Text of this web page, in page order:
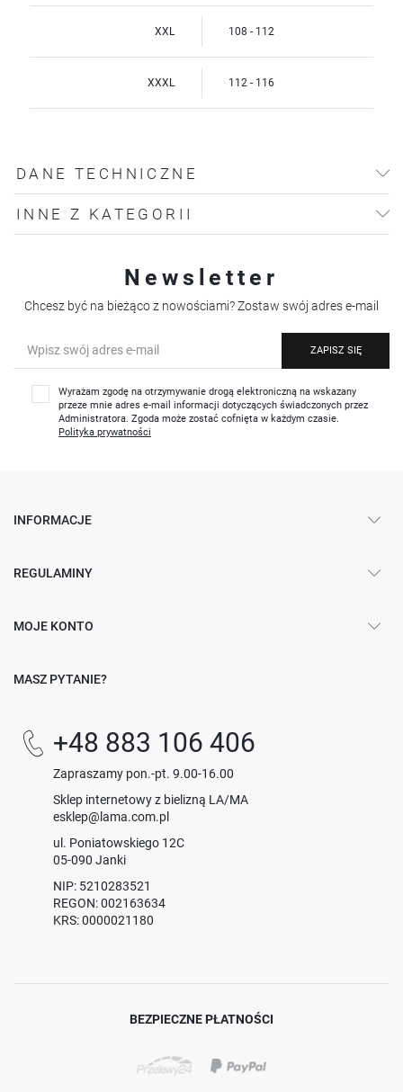
XXL 108 - 112
XXXL 112 - 116
DANE TECHNICZNE
INNE Z KATEGORII
Newsletter
Chcesz być na bieżąco z nowościami? Zostaw swój adres e-mail
ZAPISZ SIĘ
Wyrażam zgodę na otrzymywanie drogą elektroniczną na wskazany
przeze mnie adres e-mail informacji dotyczących świadczonych przez
Administratora. Zgoda może zostać cofnięta w każdym czasie.
Polityka prywatności
INFORMACJE
REGULAMINY
MOJE KONTO
MASZ PYTANIE?
+48 883 106 406
Zapraszamy pon.-pt. 9.00-16.00
Sklep internetowy z bielizną LA/MA
esklep@lama.com.pl
ul. Poniatowskiego 12C
05-090 Janki
NIP: 5210283521
REGON: 002163634
KRS: 0000021180
BEZPIECZNE PŁATNOŚCI